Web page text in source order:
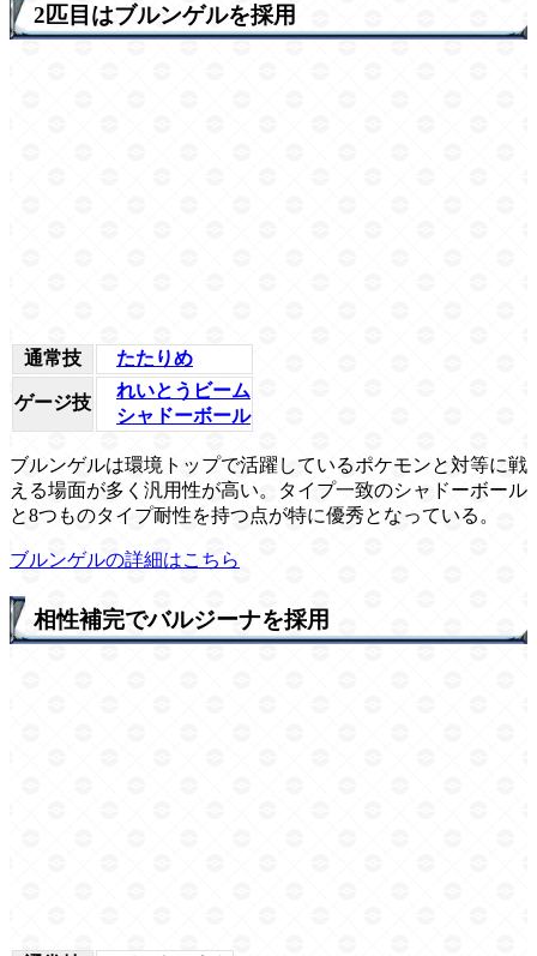
2匹目はブルンゲルを採用
通常技 たたりめ
ゲージ技
れいとうビーム
シャドーボール
ブルンゲルは環境トップで活躍しているポケモンと対等に戦
える場面が多く汎用性が高い。タイプ一致のシャドーボール
と8つものタイプ耐性を持つ点が特に優秀となっている。
ブルンゲルの詳細はこちら
相性補完でバルジーナを採用